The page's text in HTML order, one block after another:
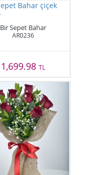
Bir Sepet Bahar
AR0236
1,699.98 TL